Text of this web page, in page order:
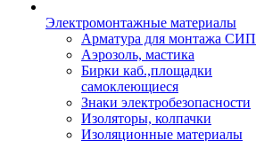
Электромонтажные материалы
Арматура для монтажа СИП
Аэрозоль, мастика
Бирки каб.,площадки
самоклеющиеся
Знаки электробезопасности
Изоляторы, колпачки
Изоляционные материалы